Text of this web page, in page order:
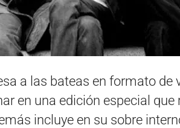
a las bateas en formato de
en una edición especial que
incluye en su sobre